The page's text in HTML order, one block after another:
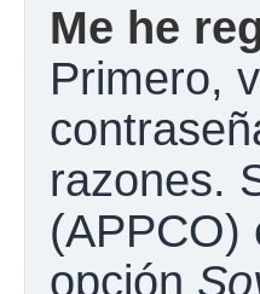
Me he
Primero,
razones.
(APPCO)
opción